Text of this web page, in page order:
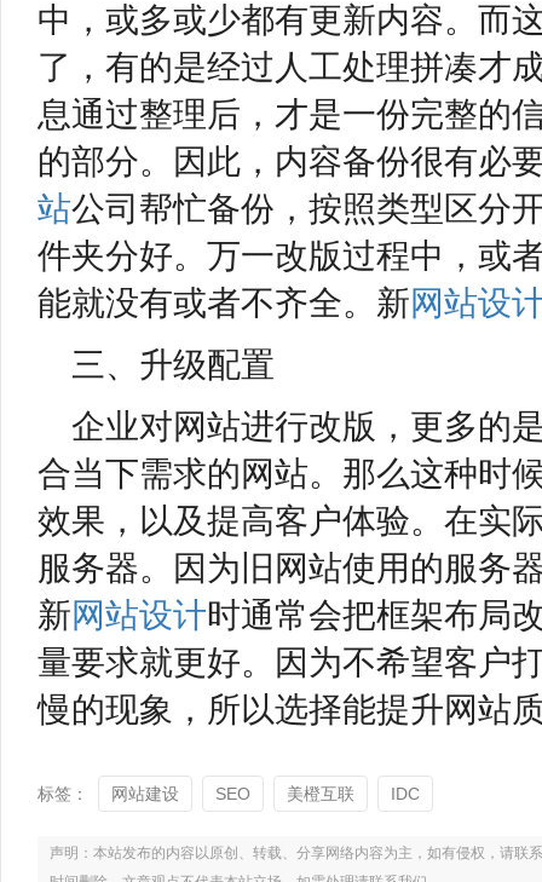
中，或多或少都有更新内容。而
了，有的是经过人工处理拼凑才
息通过整理后，才是一份完整的
的部分。因此，内容备份很有必
站公司帮忙备份，按照类型区分
件夹分好。万一改版过程中，或
能就没有或者不齐全。新网站设
三、升级配置
企业对网站进行改版，更多的
合当下需求的网站。那么这种时
效果，以及提高客户体验。在实
服务器。因为旧网站使用的服务
新网站设计时通常会把框架布局
量要求就更好。因为不希望客户
慢的现象，所以选择能提升网站
标签： 网站建设 SEO 美橙互联 IDC
声明：本站发布的内容以原创、转载、分享网络内容为主，如有侵权，请